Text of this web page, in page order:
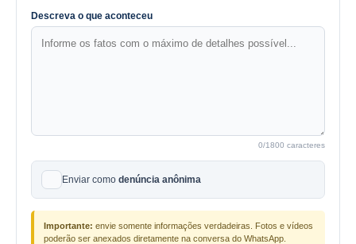
Descreva o que aconteceu
0/1800 caracteres
Enviar como denúncia anônima
Importante: envie somente informações verdadeiras. Fotos e vídeos
poderão ser anexados diretamente na conversa do WhatsApp.